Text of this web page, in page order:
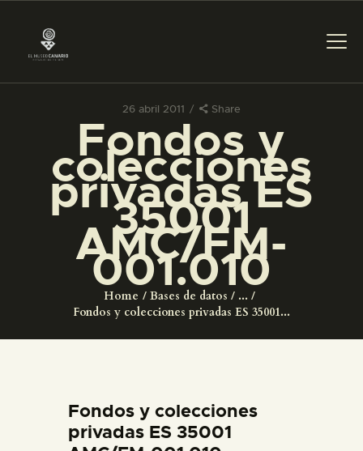
26 abril 2011 Share
Fondos y
colecciones
privadas ES
35001
AMC/FM-
001.010
Home Bases de datos
...
Fondos y colecciones privadas ES 35001...
PREPARAR LA VISITA
ACTIVIDADES
█
EL MUSEO
ESPAÑOL
Fondos y colecciones
privadas ES 35001